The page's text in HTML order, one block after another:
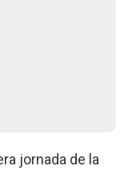
jornada de la